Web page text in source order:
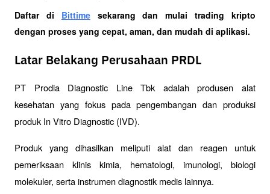
Daftar di Bittime sekarang dan mulai trading kripto
dengan proses yang cepat, aman, dan mudah di aplikasi.
Latar Belakang Perusahaan PRDL
PT Prodia Diagnostic Line Tbk adalah produsen alat
kesehatan yang fokus pada pengembangan dan produksi
produk In Vitro Diagnostic (IVD).
Produk yang dihasilkan meliputi alat dan reagen untuk
pemeriksaan klinis kimia, hematologi, imunologi, biologi
molekuler, serta instrumen diagnostik medis lainnya.